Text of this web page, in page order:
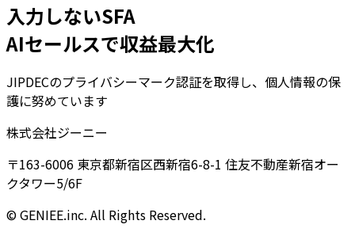
入力しないSFA
AIセールスで収益最大化
JIPDECのプライバシーマーク認証を取得し、個人情報の保
護に努めています
株式会社ジーニー
〒163-6006 東京都新宿区西新宿6-8-1 住友不動産新宿オー
クタワー5/6F
© GENIEE.inc. All Rights Reserved.